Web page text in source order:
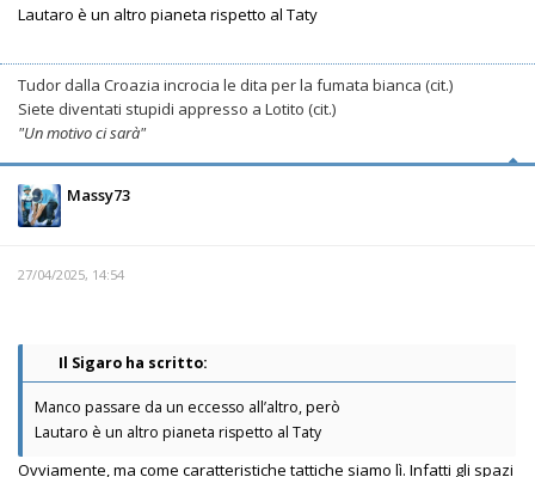
Lautaro è un altro pianeta rispetto al Taty
Tudor dalla Croazia incrocia le dita per la fumata bianca (cit.)
Siete diventati stupidi appresso a Lotito (cit.)
"Un motivo ci sarà"
Massy73
27/04/2025, 14:54
Il Sigaro ha scritto:
Manco passare da un eccesso all’altro, però
Lautaro è un altro pianeta rispetto al Taty
Ovviamente, ma come caratteristiche tattiche siamo lì. Infatti gli spazi